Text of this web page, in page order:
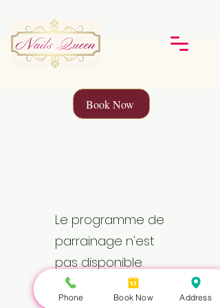
Book Now
Le programme de
parrainage n'est
pas disponible.
Phone Book Now Address